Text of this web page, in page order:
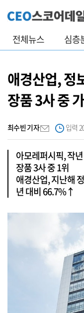
전체뉴스 심층
애경산업, 정
장품 3사 중
최수빈 기자 입력
아모레퍼시픽, 작
장품 3사 중 1위
애경산업, 지난해
년 대비 66.7%↑